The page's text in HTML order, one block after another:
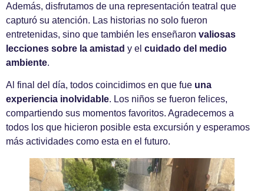
Además, disfrutamos de una representación teatral que
capturó su atención. Las historias no solo fueron
entretenidas, sino que también les enseñaron valiosas
lecciones sobre la amistad y el cuidado del medio
ambiente.
Al final del día, todos coincidimos en que fue una
experiencia inolvidable. Los niños se fueron felices,
compartiendo sus momentos favoritos. Agradecemos a
todos los que hicieron posible esta excursión y esperamos
más actividades como esta en el futuro.